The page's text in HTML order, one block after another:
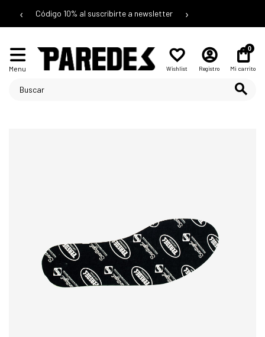
‹ Código 10% al suscribirte a newsletter ›
Menu Wishlist Registro
0
Mi carrito